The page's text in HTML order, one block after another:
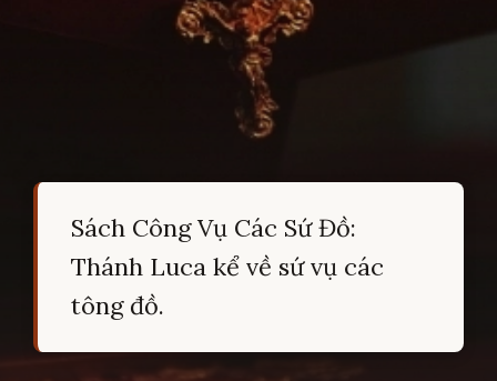
Sách Công Vụ Các Sứ Đồ:
Thánh Luca kể về sứ vụ các
tông đồ.